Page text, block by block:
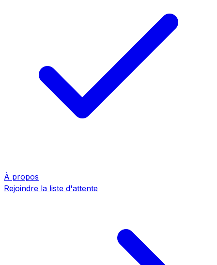
À propos
Rejoindre la liste d'attente